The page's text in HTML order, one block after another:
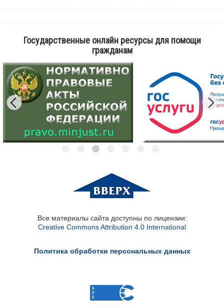
Государственные онлайн ресурсы для помощи
гражданам
Все материалы сайта доступны по лицензии:
Creative Commons Attribution 4.0 International
Политика обработки персональных данных